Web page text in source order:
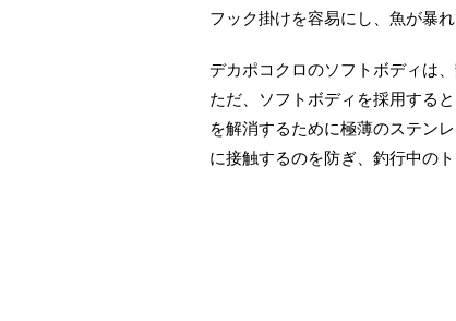
フック掛けを容易にし、魚が暴
デカポコクロのソフトボディは
ただ、ソフトボディを採用する
を解消するために極薄のステン
に接触するのを防ぎ、釣行中の